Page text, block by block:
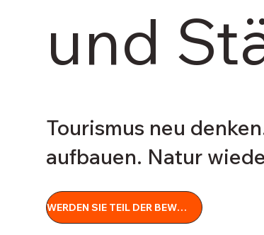
und
Tourismus neu
aufbauen. Natur
WERDEN SIE TEIL DER BEWEGUNG